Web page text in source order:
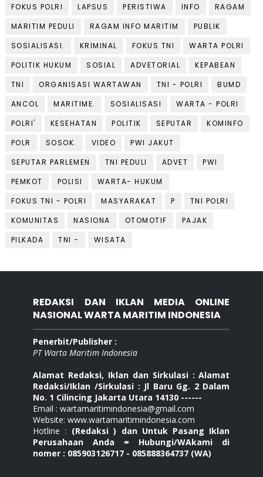
FOKUS POLRI
LAPSUS PERISTIWA INFO
RAGAM
MARITIM PEDULI
RAGAM INFO MARITIM
PUBLIK
SOSIALISASI.
KRIMINAL FOKUS TNI
WARTA POLRI
POLITIK HUKUM
SOSIAL ADVETORIAL
KEPABEAN
TNI
ORGANISASI WARTAWAN TNI - POLRI
BUMD
ANCOL
MARITIME. SOSIALISASI
WARTA - POLRI
POLRI'
KESEHATAN POLITIK SEPUTAR
KOMINFO
POLR
SOSOK. VIDEO
PWI JAKUT
SEPUTAR PARLEMEN
TNI PEDULI ADVET
PWI
PEMKOT
POLISI
WARTA- HUKUM
FOKUS TNI - POLRI
MASYARAKAT P
TNI POLRI
KOMUNITAS
NASIONA OTOMOTIF
PAJAK
PILKADA
TNI - WISATA
REDAKSI DAN IKLAN MEDIA ONLINE
NASIONAL WARTA MARITIM INDONESIA
Penerbit/Publisher :
PT Warta Maritim Indonesia
Alamat Redaksi, Iklan dan Sirkulasi : Alamat
Redaksi/Iklan /Sirkulasi : Jl Baru Gg. 2 Dalam
No. 1 Cilincing Jakarta Utara 14130 ------
Email : wartamaritimindonesia@gmail.com
Website: www.wartamaritimindonesia.com
Hotline : (Redaksi ) dan Untuk Pasang Iklan
Perusahaan Anda = Hubungi/WAkami di
nomer : 085903126717 - 085888364737 (WA)